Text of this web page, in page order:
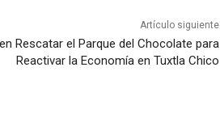
Artículo siguiente
Rescatar el Parque del Chocolate para
Reactivar la Economía en Tuxtla Chico